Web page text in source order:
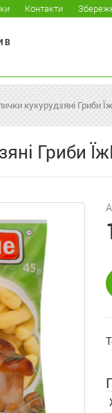
Контакти
В
кукурудзяні Гриби
Гриби